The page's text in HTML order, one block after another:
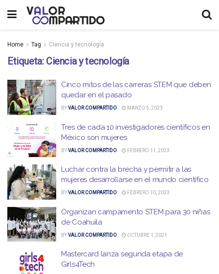
Home Tag Ciencia y tecnología
Etiqueta: Ciencia y tecnología
Cinco mitos de las carreras STEM que deben
quedar en el pasado
BYVALOR COMPARTIDO MARZO 5, 2023
Tres de cada 10 investigadores científicos en
México son mujeres
BYVALOR COMPARTIDO FEBRERO 11, 2023
Luchar contra la brecha y permitir a las
mujeres desarrollarse en el mundo científico
BYVALOR COMPARTIDO FEBRERO 10, 2023
Organizan campamento STEM para 30 niñas
de Coahuila
BYVALOR COMPARTIDO OCTUBRE 1, 2021
Mastercard lanza segunda etapa de
Girls4Tech